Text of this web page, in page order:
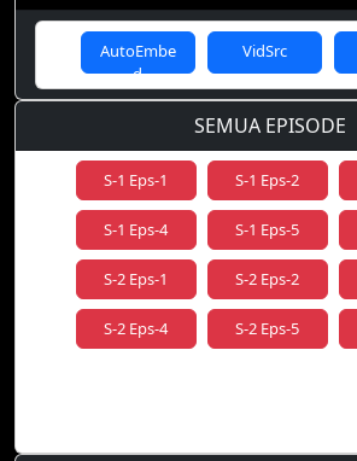
AutoEmbe
d
VidSrc
SEMUA EPISODE
S-1 Eps-1 S-1 Eps-2
S-1 Eps-4 S-1 Eps-5
S-2 Eps-1 S-2 Eps-2
S-2 Eps-4 S-2 Eps-5